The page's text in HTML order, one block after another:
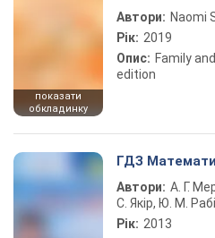
показати
обкладинку
Автори: Naomi
Рік: 2019
Опис: Family
edition
ГДЗ
Автори: А. Г.
С. Якір, Ю. М.
Рік: 2013